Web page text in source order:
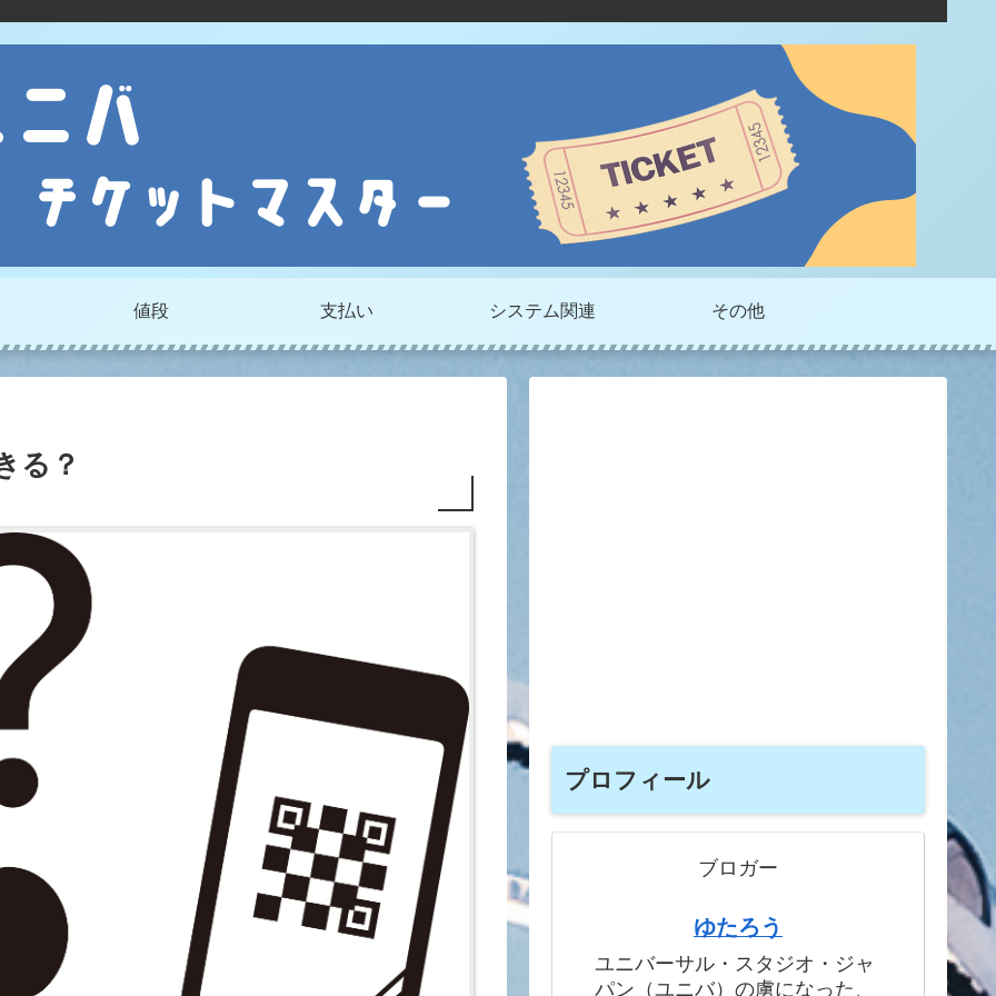
値段 支払い システム関連 その他
る？
プロフィール
ブロガー
ゆたろう
ユニバーサル・スタジオ・ジャ
パン（ユニバ）の虜になった、